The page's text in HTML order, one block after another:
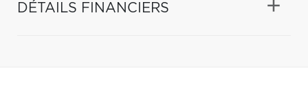
DÉTAILS FINANCIERS